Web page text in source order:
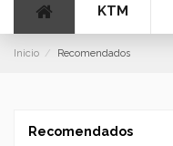
KTM
Inicio Recomendados
Recomendados